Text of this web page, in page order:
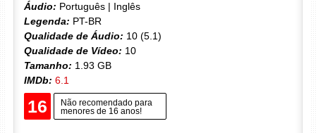
Áudio: Português | Inglês
Legenda: PT-BR
Qualidade de Áudio: 10 (5.1)
Qualidade de Vídeo: 10
Tamanho: 1.93 GB
IMDb: 6.1
16
Não recomendado para
menores de 16 anos!